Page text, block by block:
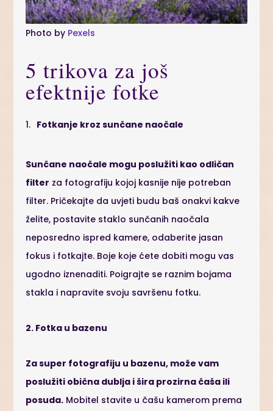
Photo by Pexels
5 trikova za još
efektnije fotke
Fotkanje kroz sunčane naočale
Sunčane naočale mogu poslužiti kao odličan
filter za fotografiju kojoj kasnije nije potreban
filter. Pričekajte da uvjeti budu baš onakvi kakve
želite, postavite staklo sunčanih naočala
neposredno ispred kamere, odaberite jasan
fokus i fotkajte. Boje koje ćete dobiti mogu vas
ugodno iznenaditi. Poigrajte se raznim bojama
stakla i napravite svoju savršenu fotku.
2. Fotka u bazenu
Za super fotografiju u bazenu, može vam
poslužiti obična dublja i šira prozirna čaša ili
posuda. Mobitel stavite u čašu kamerom prema